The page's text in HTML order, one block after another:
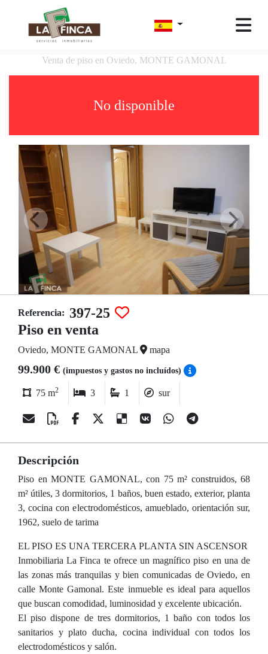
Venta de piso en Oviedo, MONTE GAMONAL
No disponible
Referencia: 397-25
Piso en venta
Oviedo, MONTE GAMONAL mapa
99.900 € (impuestos y gastos no incluídos)
75 m2 3 1 sur
Descripción
Piso en MONTE GAMONAL, con 75 m² construidos, 68
m² útiles, 3 dormitorios, 1 baños, buen estado, exterior, planta
3, cocina con electrodomésticos, amueblado, orientación sur,
1962, suelo de tarima
EL PISO ES UNA TERCERA PLANTA SIN ASCENSOR
Inmobiliaria La Finca te ofrece un magnífico piso en una de
las zonas más tranquilas y bien comunicadas de Oviedo, en
calle Monte Gamonal. Este inmueble es ideal para aquellos
que buscan comodidad, luminosidad y excelente ubicación.
El piso dispone de tres dormitorios, 1 baño con todos los
sanitarios y plato ducha, cocina individual con todos los
electrodomésticos y salón.